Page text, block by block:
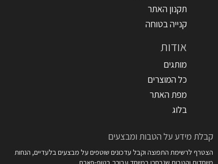
תקנון האתר
קנייה בטוחה
אודות
מותגים
כל המוצרים
מפת האתר
בלוג
קבלת מידע על הטבות ומבצעים
הצטרף לרשימת התפוצה וקבל עדכונים שוטפים על מבצעים בלעדיים, הנחות